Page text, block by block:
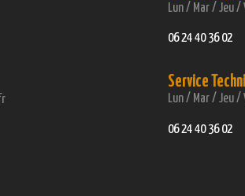
Lun / Mar / Jeu /
06 24 40 36 02
Service
Lun / Mar / Jeu /
06 24 40 36 02